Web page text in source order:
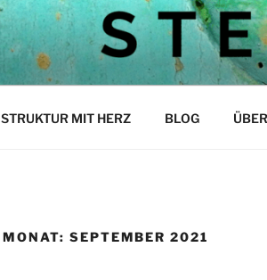
STEPH
Struktur mit Herz
STRUKTUR MIT HERZ BLOG
MONAT: SEPTEMBER 2021